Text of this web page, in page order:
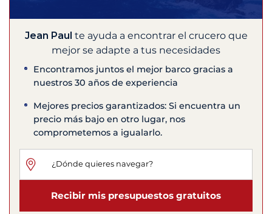
Jean Paul te ayuda a encontrar el crucero que
mejor se adapte a tus necesidades
Encontramos juntos el mejor barco gracias a
nuestros 30 años de experiencia
Mejores precios garantizados: Si encuentra un
precio más bajo en otro lugar, nos
comprometemos a igualarlo.
Recibir mis presupuestos gratuitos